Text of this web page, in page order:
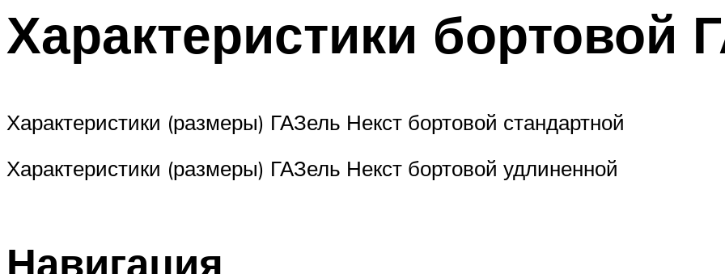
Характеристики бортовой
Характеристики (размеры) ГАЗель Некст бортовой стандартной
Характеристики (размеры) ГАЗель Некст бортовой удлиненной
Навигация